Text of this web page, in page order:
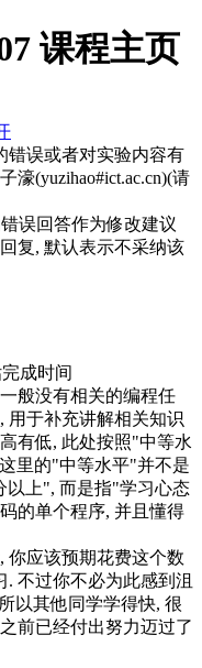
课程主页
错误或者对实验内容有
濠(yuzihao#ict.ac.cn)(请
误回答作为修改建议
复, 默认表示不采纳该
成时间
般没有相关的编程任
用于补充讲解相关知识
有低, 此处按照"中等水
里的"中等水平"并不是
以上", 而是指"学习心态
的单个程序, 并且懂得
你应该预期花费这个数
不过你不必为此感到沮
以其他同学学得快, 很
前已经付出努力迈过了